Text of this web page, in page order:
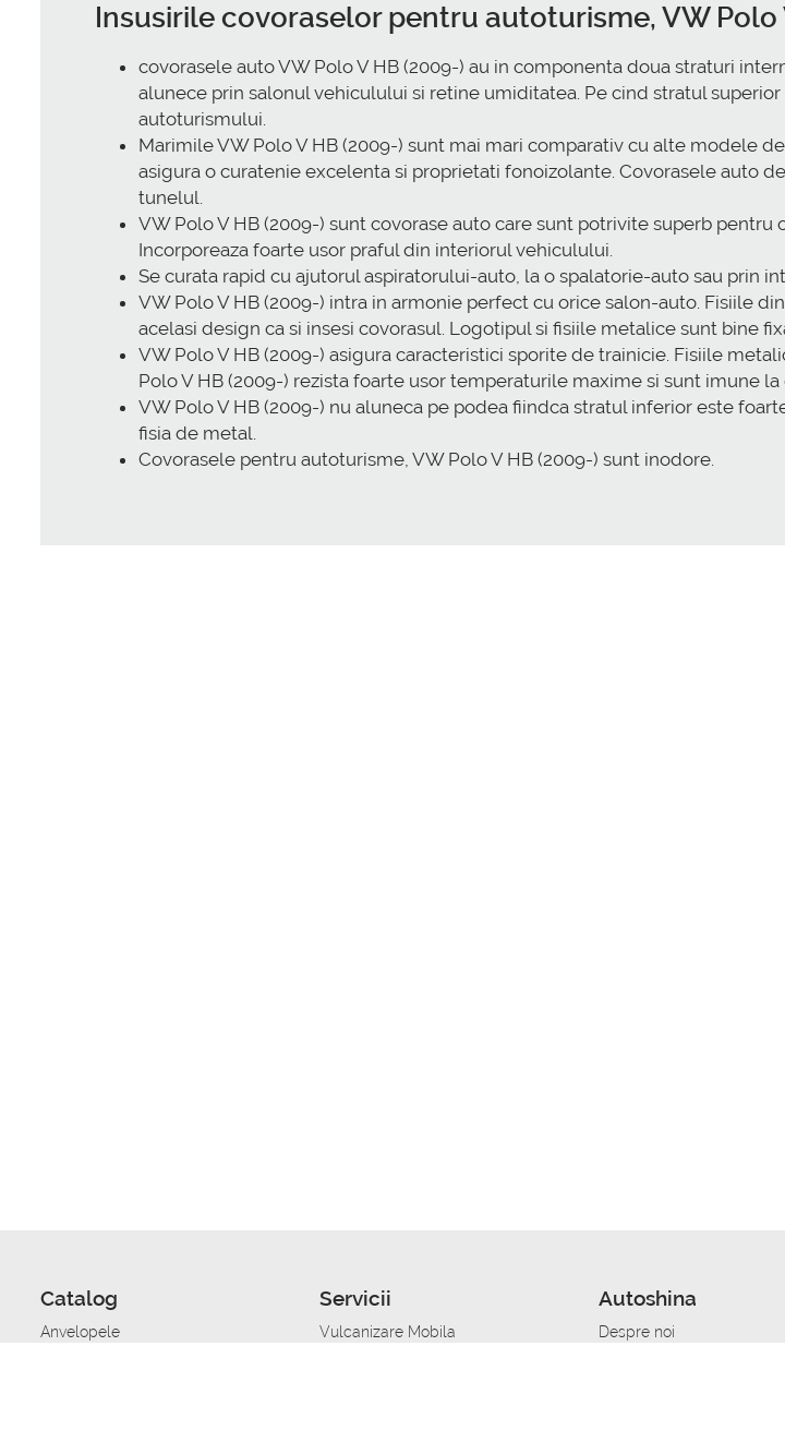
Insusirile covoraselor pentru autoturisme, VW Polo
covorasele auto VW Polo V HB (2009-) au in componenta doua straturi
alunece prin salonul vehiculului si retine umiditatea. Pe cind stratul
autoturismului.
Marimile VW Polo V HB (2009-) sunt mai mari comparativ cu alte modele
asigura o curatenie excelenta si proprietati fonoizolante. Covorasele auto
tunelul.
VW Polo V HB (2009-) sunt covorase auto care sunt potrivite superb
Incorporeaza foarte usor praful din interiorul vehiculului.
Se curata rapid cu ajutorul aspiratorului-auto, la o spalatorie-auto sau prin
VW Polo V HB (2009-) intra in armonie perfect cu orice salon-auto. Fisiile
acelasi design ca si insesi covorasul. Logotipul si fisiile metalice sunt bine
VW Polo V HB (2009-) asigura caracteristici sporite de trainicie. Fisiile
Polo V HB (2009-) rezista foarte usor temperaturile maxime si sunt imune
VW Polo V HB (2009-) nu aluneca pe podea fiindca stratul inferior este
fisia de metal.
Covorasele pentru autoturisme, VW Polo V HB (2009-) sunt inodore.
Catalog
Anvelopele
Servicii
Vulcanizare Mobila
Autoshina
Despre noi